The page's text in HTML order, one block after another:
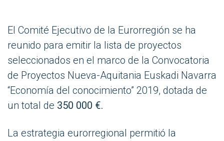
El Comité Ejecutivo de la Eurorregión se ha
reunido para emitir la lista de proyectos
seleccionados en el marco de la Convocatoria
de Proyectos Nueva-Aquitania Euskadi Navarra
“Economía del conocimiento” 2019, dotada de
un total de 350 000 €.
La estrategia eurorregional permitió la